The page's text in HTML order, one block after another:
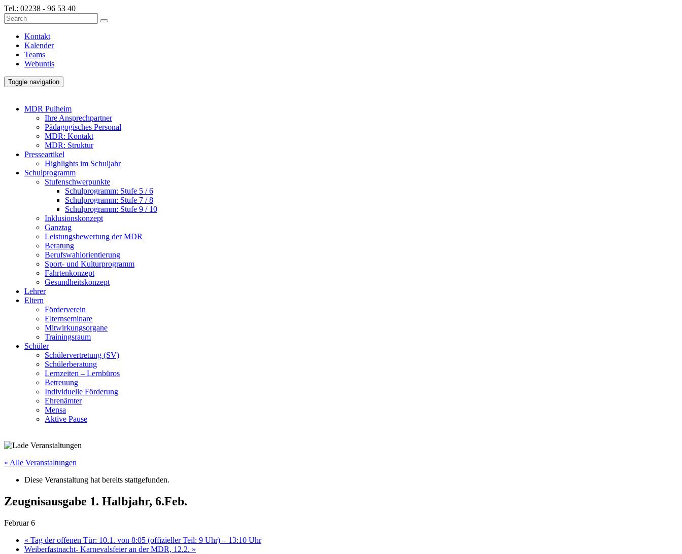
Tel.: 02238 - 96 53 40
Kontakt
Kalender
Teams
Webuntis
Toggle navigation
MDR Pulheim
Ihre Ansprechpartner
Pädagogisches Personal
MDR: Kontakt
MDR: Struktur
Presseartikel
Highlights im Schuljahr
Schulprogramm
Stufenschwerpunkte
Schulprogramm: Stufe 5 / 6
Schulprogramm: Stufe 7 / 8
Schulprogramm: Stufe 9 / 10
Inklusionskonzept
Ganztag
Leistungsbewertung der MDR
Beratung
Berufswahlorientierung
Sport- und Kulturprogramm
Fahrtenkonzept
Gesundheitskonzept
Lehrer
Eltern
Förderverein
Elternseminare
Mitwirkungsorgane
Trainingsraum
Schüler
Schülervertretung (SV)
Schülerberatung
Lernzeiten – Lernbüros
Betreuung
Individuelle Förderung
Ehrenämter
Mensa
Aktive Pause
« Alle Veranstaltungen
Diese Veranstaltung hat bereits stattgefunden.
Zeugnisausgabe 1. Halbjahr, 6.Feb.
Februar 6
« Tag der offenen Tür: 10.1. von 8:05 (offizieller Teil: 9 Uhr) – 13:10 Uhr
Weiberfastnacht- Karnevalsfeier an der MDR, 12.2. »